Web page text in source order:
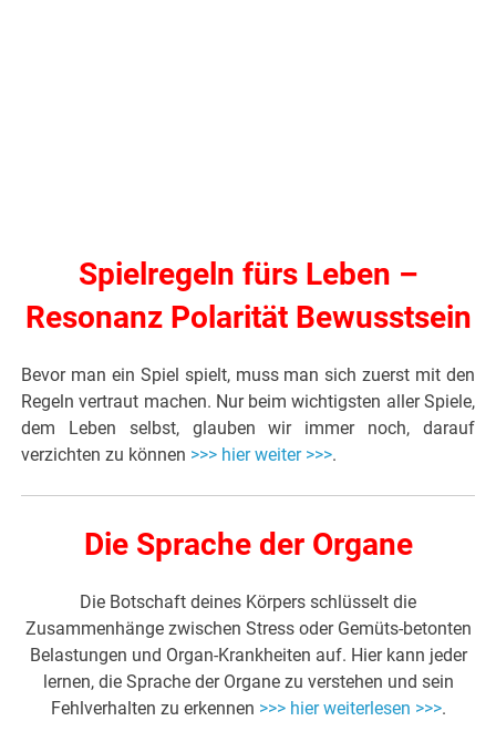
Spielregeln fürs Leben –
Resonanz Polarität Bewusstsein
Bevor man ein Spiel spielt, muss man sich zuerst mit den
Regeln vertraut machen. Nur beim wichtigsten aller Spiele,
dem Leben selbst, glauben wir immer noch, darauf
verzichten zu können >>> hier weiter >>>.
Die Sprache der Organe
Die Botschaft deines Körpers schlüsselt die
Zusammenhänge zwischen Stress oder Gemüts-betonten
Belastungen und Organ-Krankheiten auf. Hier kann jeder
lernen, die Sprache der Organe zu verstehen und sein
Fehlverhalten zu erkennen >>> hier weiterlesen >>>.